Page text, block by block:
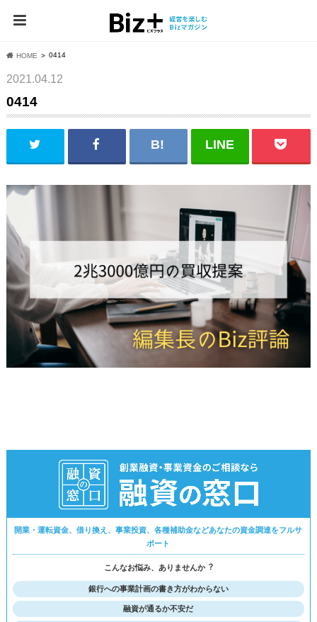
HOME 0414
2021.04.12
0414
開業・運転資金、借り換え、事業投資、各種補助金などあなたの資金調達をフルサ
ポート
こんなお悩み、ありませんか︖
銀行への事業計画の書き方がわからない
融資が通るか不安だ